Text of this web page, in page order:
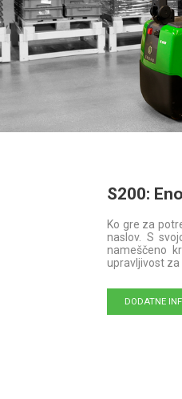
S200:
Ko gre za
naslov. S
nameščeno
upravljivost za
DODATNE